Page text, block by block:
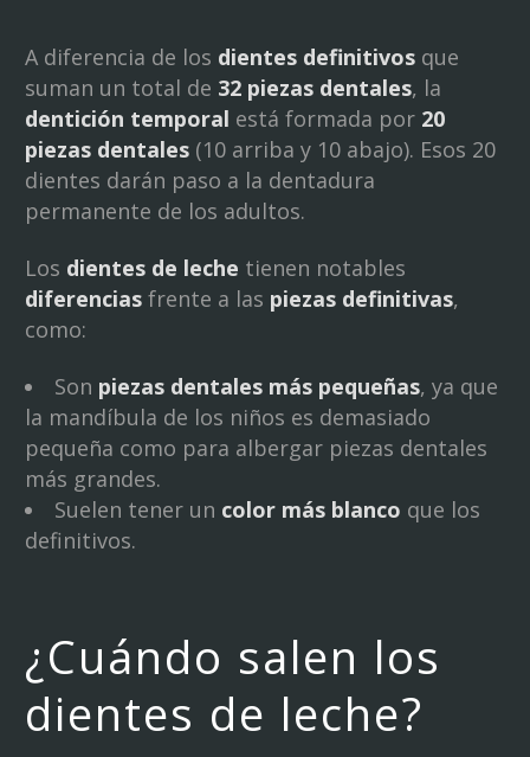
A diferencia de los dientes definitivosque
suman un total de 32 piezas dentales, la
dentición temporal está formada por 20
piezas dentales(10 arriba y 10 abajo). Esos 20
dientes darán paso a la dentadura
permanente de los adultos.
Los dientes de leche tienen notables
diferenciasfrente a las piezas definitivas,
como:
Son piezas dentales más pequeñas, ya que
la mandíbula de los niños es demasiado
pequeña como para albergar piezas dentales
más grandes.
Suelen tener un color más blanco que los
definitivos.
¿Cuándo salen los
dientes de leche?